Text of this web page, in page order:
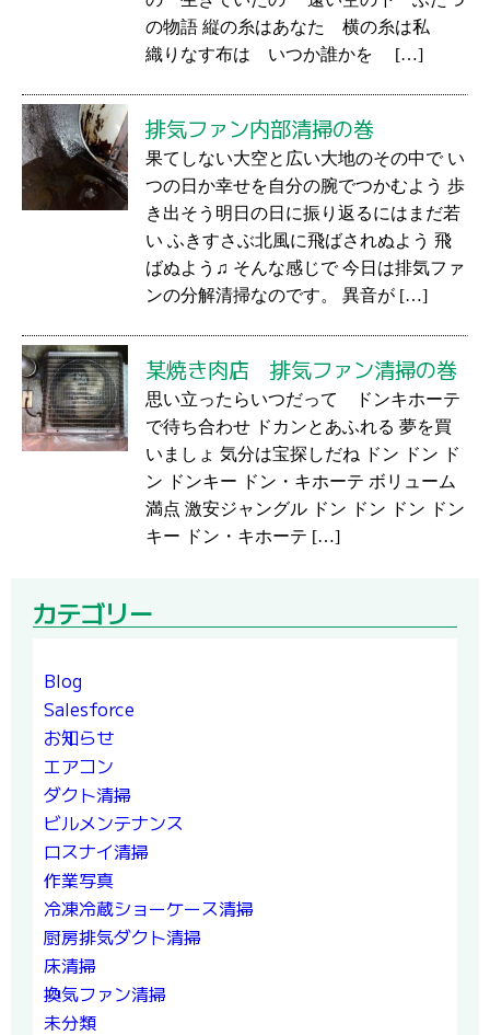
の物語 縦の糸はあなた 横の糸は私
織りなす布は いつか誰かを […]
排気ファン内部清掃の巻
果てしない大空と広い大地のその中で い
つの日か幸せを自分の腕でつかむよう 歩
き出そう明日の日に振り返るにはまだ若
い ふきすさぶ北風に飛ばされぬよう 飛
ばぬよう♫ そんな感じで 今日は排気ファ
ンの分解清掃なのです。 異音が […]
某焼き肉店 排気ファン清掃の巻
思い立ったらいつだって ドンキホーテ
で待ち合わせ ドカンとあふれる 夢を買
いましょ 気分は宝探しだね ドン ドン ド
ン ドンキー ドン・キホーテ ボリューム
満点 激安ジャングル ドン ドン ドン ドン
キー ドン・キホーテ […]
カテゴリー
Blog
Salesforce
お知らせ
エアコン
ダクト清掃
ビルメンテナンス
ロスナイ清掃
作業写真
冷凍冷蔵ショーケース清掃
厨房排気ダクト清掃
床清掃
換気ファン清掃
未分類